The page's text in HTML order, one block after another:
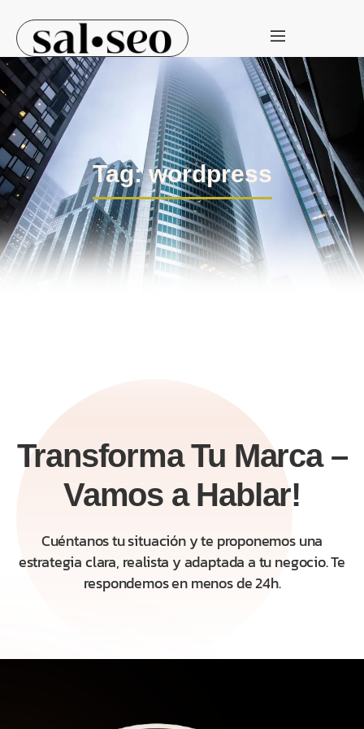
Tag: wordpress
Transforma Tu Marca –
Vamos a Hablar!
Cuéntanos tu situación y te proponemos una
estrategia clara, realista y adaptada a tu negocio. Te
respondemos en menos de 24h.